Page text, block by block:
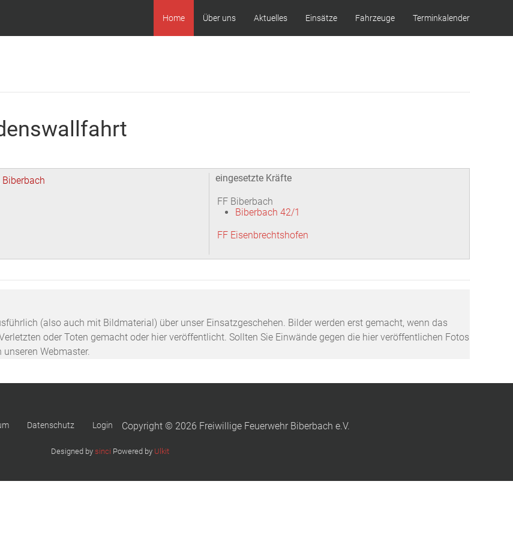
Home Über uns Aktuelles Einsätze Fahrzeuge Terminkalender
eingesetzte Kräfte
FF Biberbach
Biberbach 42/1
FF Eisenbrechtshofen
(also auch mit Bildmaterial) über unser Einsatzgeschehen. Bilder werden erst gemacht, wenn das
oder Toten gemacht oder hier veröffentlicht. Sollten Sie Einwände gegen die hier veröffentlichen Fotos
Webmaster.
Datenschutz Login Copyright © 2026 Freiwillige Feuerwehr Biberbach e.V.
Designed by sinci Powered by Ulkit